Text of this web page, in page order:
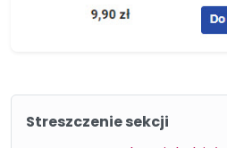
Streszczenie sekcji